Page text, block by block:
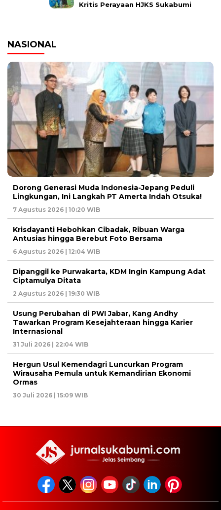
Kritis Perayaan HJKS Sukabumi
NASIONAL
Dorong Generasi Muda Indonesia-Jepang Peduli
Lingkungan, Ini Langkah PT Amerta Indah Otsuka!
7 Agustus 2026 | 10:20 WIB
Krisdayanti Hebohkan Cibadak, Ribuan Warga
Antusias hingga Berebut Foto Bersama
6 Agustus 2026 | 12:04 WIB
Dipanggil ke Purwakarta, KDM Ingin Kampung Adat
Ciptamulya Ditata
2 Agustus 2026 | 19:30 WIB
Usung Perubahan di PWI Jabar, Kang Andhy
Tawarkan Program Kesejahteraan hingga Karier
Internasional
31 Juli 2026 | 22:04 WIB
Hergun Usul Kemendagri Luncurkan Program
Wirausaha Pemula untuk Kemandirian Ekonomi
Ormas
30 Juli 2026 | 15:09 WIB